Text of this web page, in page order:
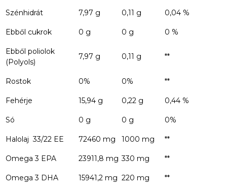
Szénhidrát 7,97 g 0,11 g 0,04 %
Ebből cukrok 0 g 0 g 0 %
Ebből poliolok
(Polyols)
7,97 g 0,11 g **
Rostok 0% 0% **
Fehérje 15,94 g 0,22 g 0,44 %
Só 0 g 0 g 0%
Halolaj 33/22 EE 72460 mg 1000 mg **
Omega 3 EPA 23911,8 mg 330 mg **
Omega 3 DHA 15941,2 mg 220 mg **